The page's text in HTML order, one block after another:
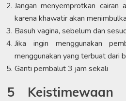
Jangan menyemprotkan
karena khawatir akan
Basuh vagina, sebelum dan
Jika ingin menggunakan
menggunakan yang terbuat dari
Ganti pembalut 3 jam sekali
5 Keistimewaan